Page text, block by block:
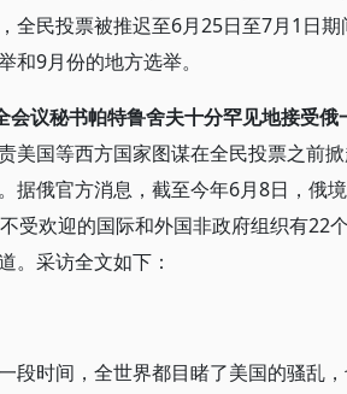
全民投票被推迟至6月25日至7月1日
和9月份的地方选举。
会议秘书帕特鲁舍夫十分罕见地接受
美国等西方国家图谋在全民投票之前
据俄官方消息，截至今年6月8日，俄
受欢迎的国际和外国非政府组织有22
。采访全文如下：
段时间，全世界都目睹了美国的骚乱